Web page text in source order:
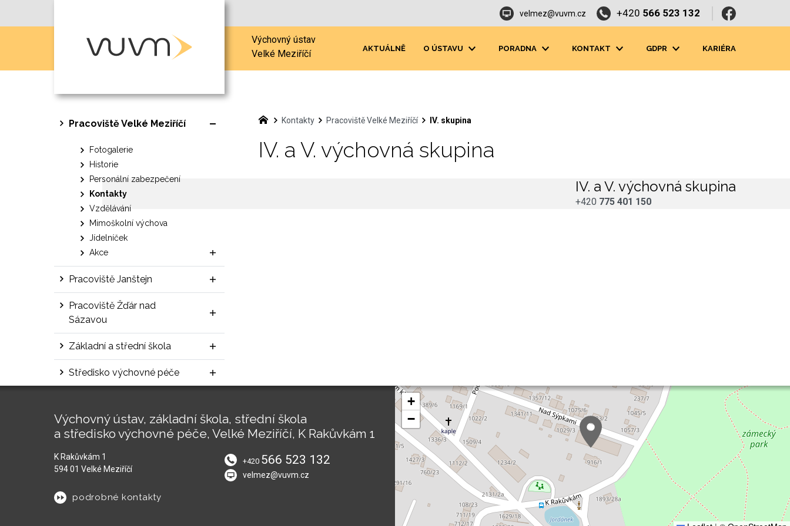
Výchovný ústav
Velké Meziříčí
velmez@vuvm.cz +420 566 523 132
AKTUÁLNĚ O ÚSTAVU PORADNA KONTAKT GDPR KARIÉRA
Pracoviště Velké Meziříčí
Fotogalerie
Historie
Personální zabezpečení
Kontakty
Vzdělávání
Mimoškolní výchova
Jídelníček
Akce
Pracoviště Janštejn
Pracoviště Žďár nad
Sázavou
Základní a střední škola
Středisko výchovné péče
Kontakty Pracoviště Velké Meziříčí IV. skupina
IV. a V. výchovná skupina
IV. a V. výchovná skupina
+420 775 401 150
Výchovný ústav, základní škola, střední škola
a středisko výchovné péče, Velké Meziříčí, K Rakůvkám 1
K Rakůvkám 1
594 01 Velké Meziříčí
+420 566 523 132
velmez@vuvm.cz
podrobné kontakty
+
−